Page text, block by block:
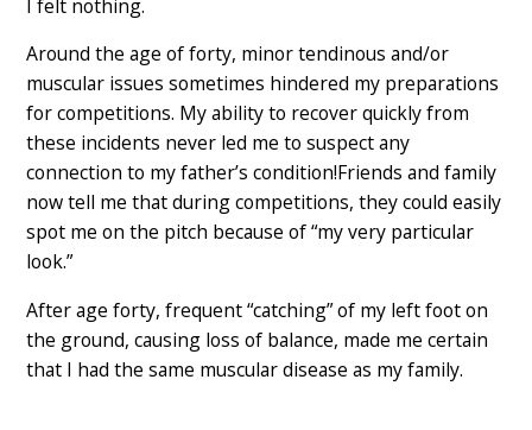
I felt nothing.
Around the age of forty, minor tendinous and/or
muscular issues sometimes hindered my preparations
for competitions. My ability to recover quickly from
these incidents never led me to suspect any
connection to my father’s condition!Friends and family
now tell me that during competitions, they could easily
spot me on the pitch because of “my very particular
look.”
After age forty, frequent “catching” of my left foot on
the ground, causing loss of balance, made me certain
that I had the same muscular disease as my family.